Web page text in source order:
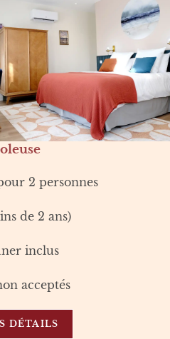
2 personnes
de 2 ans)
inclus
acceptés